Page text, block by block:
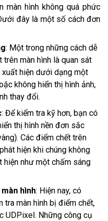
màn hình không quá phức
đây là một số cách đơn
: Một trong những cách dễ
màn hình là quan sát
hiện dưới dạng một
không hiển thị hình ảnh,
thay đổi.
: Để kiểm tra kỹ hơn, bạn có
thị hình nền đơn sắc
Các điểm chết trên
hiện khi chúng không
như một chấm sáng
hình: Hiện nay, có
tra màn hình bị điểm chết,
UDPixel. Những công cụ